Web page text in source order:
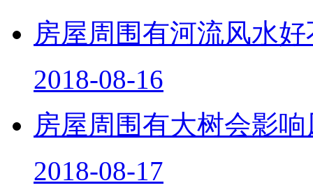
房屋周围有河流风水
2018-08-16
房屋周围有大树会影
2018-08-17